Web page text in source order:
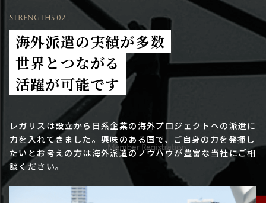
STRENGTHS 02
海外派遣の実績が多数
世界とつながる
活躍が可能です
レガリスは設立から日系企業の海外プロジェクトへの派遣に
力を入れてきました。興味のある国で、ご自身の力を発揮し
たいとお考えの方は海外派遣のノウハウが豊富な当社にご相
談ください。